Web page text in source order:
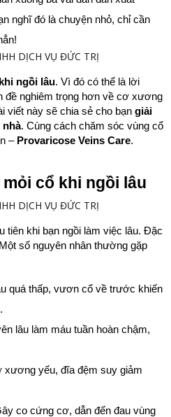
nghĩ đó là chuyện nhỏ, chỉ cần
ngồi lâu. Vì đó có thể là lời
đề nghiêm trọng hơn về cơ xương
viết này sẽ chia sẻ cho bạn giải
nhà. Cùng cách chăm sóc vùng cổ
– Provaricose Veins Care.
cổ khi ngồi lâu
tiên khi bạn ngồi làm việc lâu. Đặc
số nguyên nhân thường gặp
quá thấp, vươn cổ về trước khiến
lâu làm máu tuần hoàn chậm,
xương yếu, đĩa đệm suy giảm
co cứng cơ, dẫn đến đau vùng